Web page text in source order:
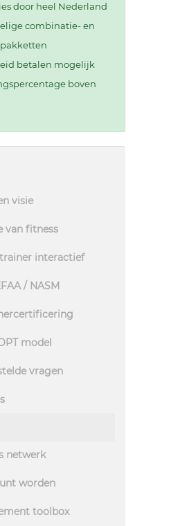
door heel Nederland
combinatie- en
betalen mogelijk
boven
visie
van fitness
interactief
/ NASM
model
vragen
netwerk
worden
toolbox